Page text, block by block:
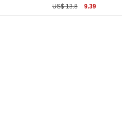
US$ 13.8
9.39